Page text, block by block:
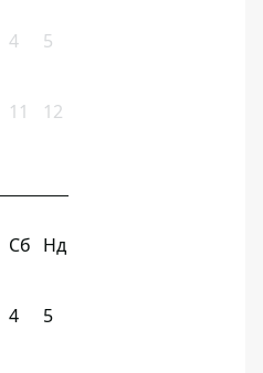
4 5
11 12
Сб Нд
4 5